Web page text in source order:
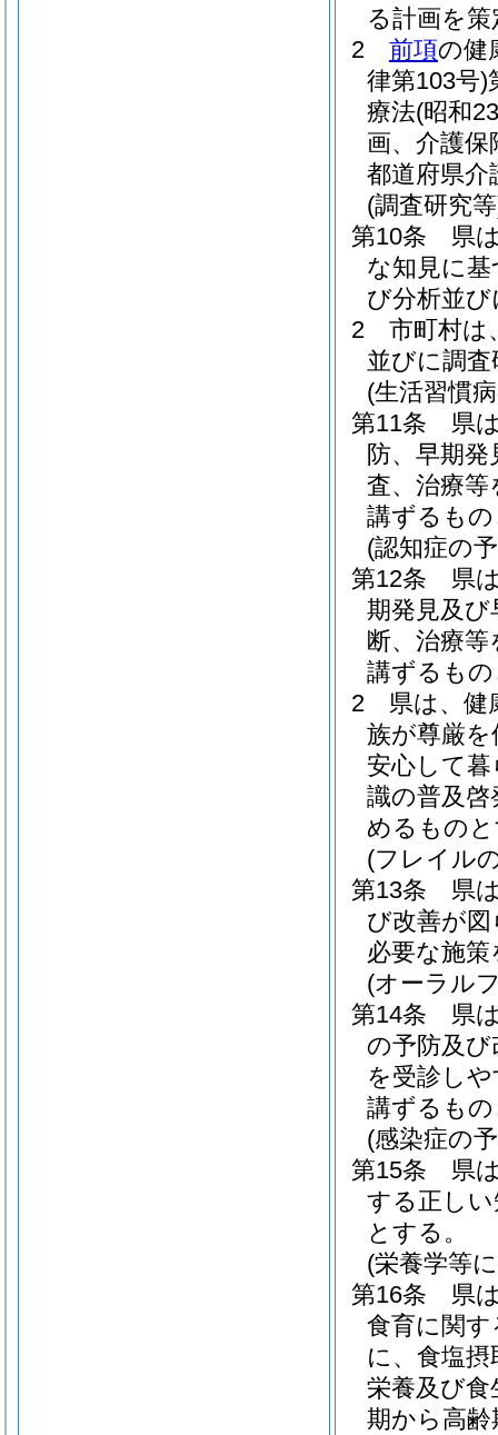
る計画を
2
前項の健
律第103号)
療法(昭和
画、介護保
都道府県介
(調査研究
第10条
県
な知見に
び分析並
2
市町村は
並びに調
(生活習慣
第11条
県
防、早期
査、治療
講ずるも
(認知症の
第12条
県
期発見及
断、治療
講ずるも
2
県は、健
族が尊厳
安心して
識の普及
めるもの
(フレイル
第13条
県
び改善が
必要な施
(オーラル
第14条
県
の予防及
を受診し
講ずるも
(感染症の
第15条
県
する正し
とする。
(栄養学等
第16条
県
食育に関
に、食塩
栄養及び
期から高